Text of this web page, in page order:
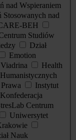
nad Wspieraniem
Stosowanych nad
BEH
Studiów
Dział
Emotion
Health
Instytut
Konfederacja
Centrum
Uniwersytet
Nauk